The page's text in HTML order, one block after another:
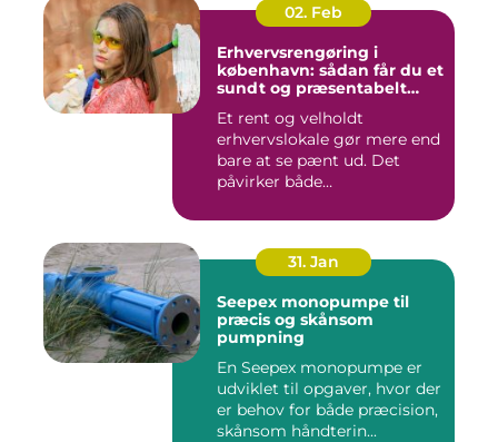
02. Feb
Erhvervsrengøring i
københavn: sådan får du et
sundt og præsentabelt
Et rent og velholdt
erhvervslokale gør mere end
bare at se pænt ud. Det
påvirker både
31. Jan
Seepex monopumpe til
præcis og skånsom
pumpning
En Seepex monopumpe er
udviklet til opgaver, hvor der
er behov for både præcision,
skånsom håndterin...